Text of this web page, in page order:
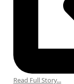
Read Full Story...